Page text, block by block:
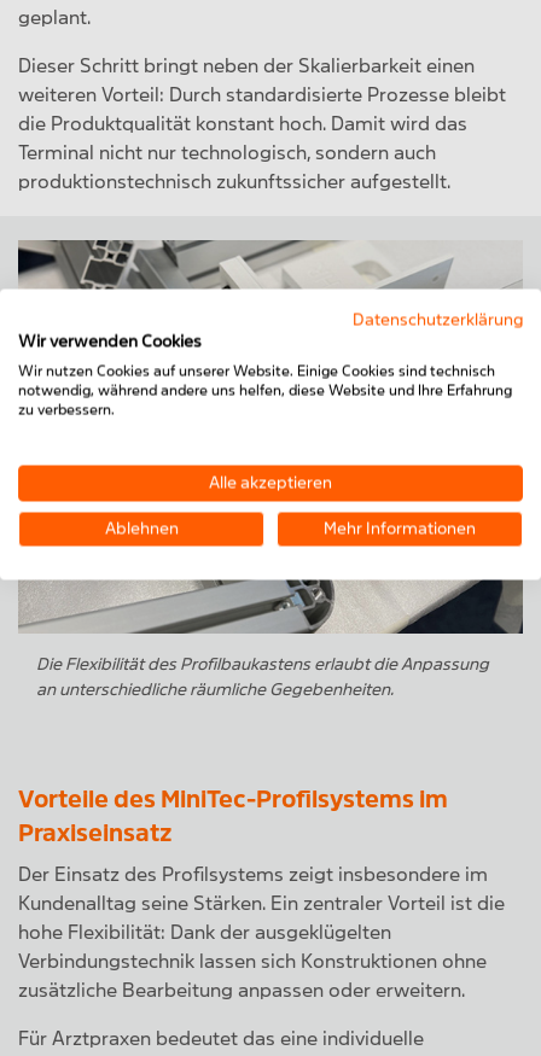
geplant.
Dieser Schritt bringt neben der Skalierbarkeit einen
weiteren Vorteil: Durch standardisierte Prozesse bleibt
die Produktqualität konstant hoch. Damit wird das
Terminal nicht nur technologisch, sondern auch
produktionstechnisch zukunftssicher aufgestellt.
Vorteile des MiniTec-Profilsystems im
Praxiseinsatz
Der Einsatz des Profilsystems zeigt insbesondere im
Kundenalltag seine Stärken. Ein zentraler Vorteil ist die
hohe Flexibilität: Dank der ausgeklügelten
Verbindungstechnik lassen sich Konstruktionen ohne
zusätzliche Bearbeitung anpassen oder erweitern.
Für Arztpraxen bedeutet das eine individuelle
Die Flexibilität des Profilbaukastens erlaubt die Anpassung
an unterschiedliche räumliche Gegebenheiten.
Datenschutzerklärung
Wir verwenden Cookies
Wir nutzen Cookies auf unserer Website. Einige Cookies sind technisch
notwendig, während andere uns helfen, diese Website und Ihre Erfahrung
zu verbessern.
Alle akzeptieren
Ablehnen Mehr Informationen